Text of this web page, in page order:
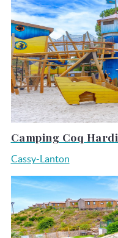
Camping Coq Hardi
Cassy-Lanton